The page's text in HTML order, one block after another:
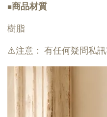
■商品材質
樹脂
⚠️注意： 有任何疑問私訊